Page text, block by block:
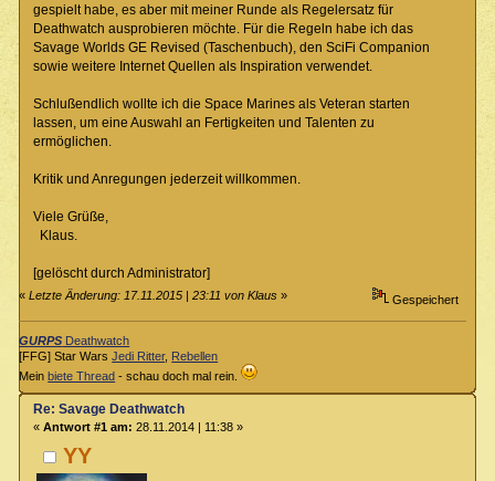
gespielt habe, es aber mit meiner Runde als Regelersatz für
Deathwatch ausprobieren möchte. Für die Regeln habe ich das
Savage Worlds GE Revised (Taschenbuch), den SciFi Companion
sowie weitere Internet Quellen als Inspiration verwendet.
Schlußendlich wollte ich die Space Marines als Veteran starten
lassen, um eine Auswahl an Fertigkeiten und Talenten zu
ermöglichen.
Kritik und Anregungen jederzeit willkommen.
Viele Grüße,
Klaus.
[gelöscht durch Administrator]
«Letzte Änderung: 17.11.2015 | 23:11 von Klaus » Gespeichert
GURPS Deathwatch
[FFG] Star WarsJedi Ritter, Rebellen
Mein biete Thread - schau doch mal rein.
YY
Re: Savage Deathwatch
« Antwort #1 am: 28.11.2014 | 11:38 »